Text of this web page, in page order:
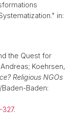
in:
the Quest for
Koehrsen,
Religious NGOs
Baden-Baden:
327.